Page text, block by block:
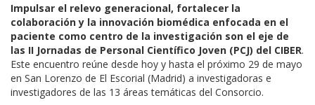
Impulsar el relevo generacional, fortalecer la
colaboración y la innovación biomédica enfocada en el
paciente como centro de la investigación son el eje de
las II Jornadas de Personal Científico Joven (PCJ) del CIBER.
Este encuentro reúne desde hoy y hasta el próximo 29 de mayo
en San Lorenzo de El Escorial (Madrid) a investigadoras e
investigadores de las 13 áreas temáticas del Consorcio.